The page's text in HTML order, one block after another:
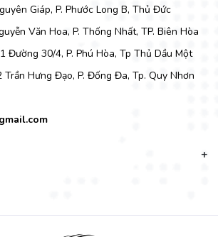
Giáp, P. Phước Long B, Thủ Đức
Văn Hoa, P. Thống Nhất, TP. Biên Hòa
Đường 30/4, P. Phú Hòa, Tp Thủ Dầu Một
Hưng Đạo, P. Đống Đa, Tp. Quy Nhơn